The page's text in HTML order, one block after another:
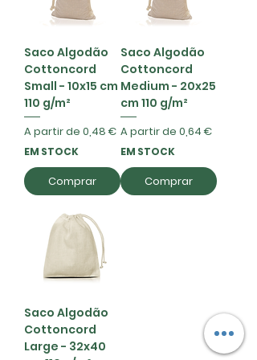
Saco Algodão
Cottoncord
Small - 10x15 cm
110 g/m²
A partir de 0,48 €
Preço promocional
EM STOCK
Comprar
Saco Algodão
Cottoncord
Medium - 20x25
cm 110 g/m²
A partir de 0,64 €
Preço promocional
EM STOCK
Comprar
Saco Algodão
Cottoncord
Large - 32x40